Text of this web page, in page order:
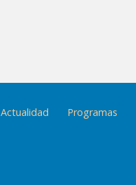
Actualidad Programas